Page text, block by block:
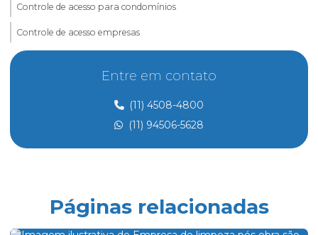
Controle de acesso para condomínios
Controle de acesso empresas
Controle de acesso e portaria
Controle de acesso preço
Controle de acesso de prestadores de serviço
Eletricista de manutenção predial
Entre em contato
(11) 4508-4800
(11) 94506-5628
Páginas relacionadas